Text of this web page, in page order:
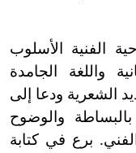
الفنية الأسلوب
واللغة الجامدة
الشعرية ودعا إلى
والوضوح
الفني. برع في كتابة